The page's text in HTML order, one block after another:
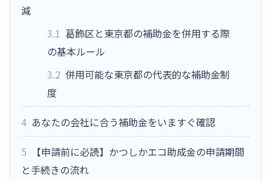
減
3.1 葛飾区と東京都の補助金を併用する際
の基本ルール
3.2 併用可能な東京都の代表的な補助金制
度
4 あなたの会社に合う補助金をいますぐ確認
5
【申請前に必読】かつしかエコ助成金の申請期間
と手続きの流れ